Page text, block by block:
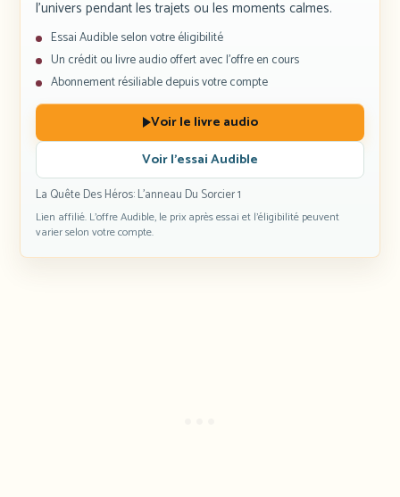
l’univers pendant les trajets ou les moments calmes.
Essai Audible selon votre éligibilité
Un crédit ou livre audio offert avec l’offre en cours
Abonnement résiliable depuis votre compte
Voir le livre audio
Voir l’essai Audible
La Quête Des Héros: L’anneau Du Sorcier 1
Lien affilié. L’offre Audible, le prix après essai et l’éligibilité peuvent
varier selon votre compte.